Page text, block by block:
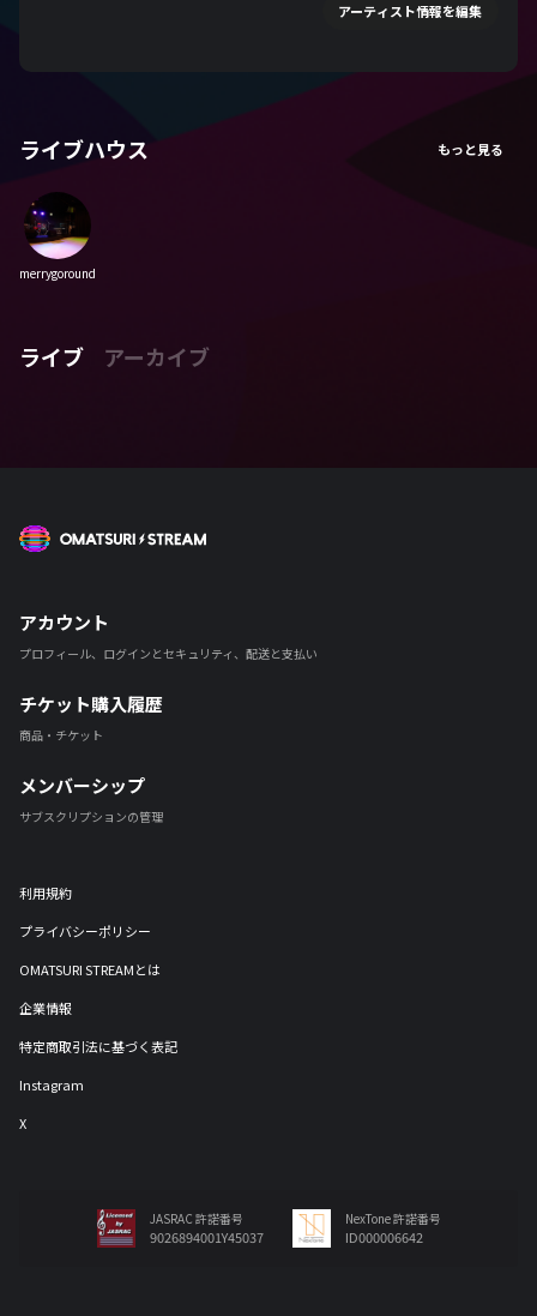
アーティスト情報を編集
ライブハウス
merrygoround
ライブ アーカイブ
アカウント
プロフィール、ログインとセキュリティ、配送と支払い
チケット購入履歴
商品・チケット
メンバーシップ
サブスクリプションの管理
利用規約
プライバシーポリシー
OMATSURI STREAMとは
企業情報
特定商取引法に基づく表記
Instagram
X
JASRAC 許諾番号
9026894001Y45037
NexTone 許諾番号
ID000006642